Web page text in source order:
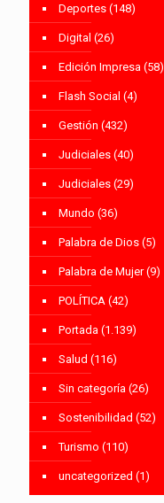
Deportes (148)
Digital (26)
Edición Impresa (58)
Flash Social (4)
Gestión (432)
Judiciales (40)
Judiciales (29)
Mundo (36)
Palabra de Dios (5)
Palabra de Mujer(9)
POLÍTICA (42)
Portada (1.139)
Salud (116)
Sin categoría (26)
Sostenibilidad (52)
Turismo (110)
uncategorized (1)